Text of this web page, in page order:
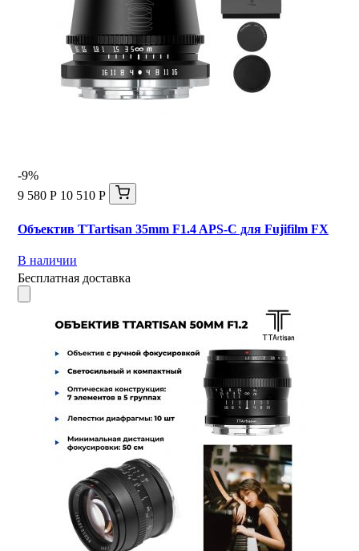
-9%
9 580 Р 10 510 Р
Объектив TTartisan 35mm F1.4 APS-C для Fujifilm FX
В наличии
Бесплатная доставка